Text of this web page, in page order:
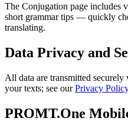
The Conjugation page includes
short grammar tips — quickly
translating.
Data Privacy and
All data are transmitted
your texts; see ourPrivacy
PROMT.One